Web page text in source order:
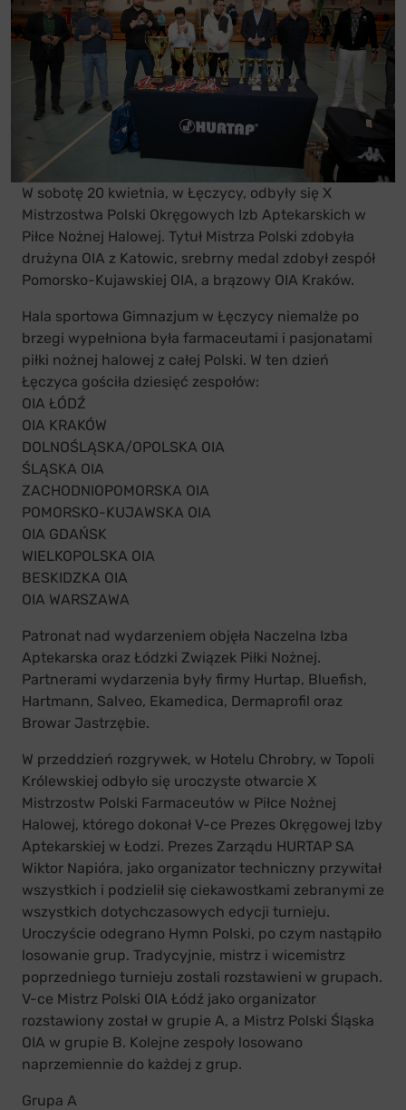
W sobotę 20 kwietnia, w Łęczycy, odbyły się X
Mistrzostwa Polski Okręgowych Izb Aptekarskich w
Piłce Nożnej Halowej. Tytuł Mistrza Polski zdobyła
drużyna OIA z Katowic, srebrny medal zdobył zespół
Pomorsko-Kujawskiej OIA, a brązowy OIA Kraków.
Hala sportowa Gimnazjum w Łęczycy niemalże po
brzegi wypełniona była farmaceutami i pasjonatami
piłki nożnej halowej z całej Polski. W ten dzień
Łęczyca gościła dziesięć zespołów:
OIA ŁÓDŹ
OIA KRAKÓW
DOLNOŚLĄSKA/OPOLSKA OIA
ŚLĄSKA OIA
ZACHODNIOPOMORSKA OIA
POMORSKO-KUJAWSKA OIA
OIA GDAŃSK
WIELKOPOLSKA OIA
BESKIDZKA OIA
OIA WARSZAWA
Patronat nad wydarzeniem objęła Naczelna Izba
Aptekarska oraz Łódzki Związek Piłki Nożnej.
Partnerami wydarzenia były firmy Hurtap, Bluefish,
Hartmann, Salveo, Ekamedica, Dermaprofil oraz
Browar Jastrzębie.
W przeddzień rozgrywek, w Hotelu Chrobry, w Topoli
Królewskiej odbyło się uroczyste otwarcie X
Mistrzostw Polski Farmaceutów w Piłce Nożnej
Halowej, którego dokonał V-ce Prezes Okręgowej Izby
Aptekarskiej w Łodzi. Prezes Zarządu HURTAP SA
Wiktor Napióra, jako organizator techniczny przywitał
wszystkich i podzielił się ciekawostkami zebranymi ze
wszystkich dotychczasowych edycji turnieju.
Uroczyście odegrano Hymn Polski, po czym nastąpiło
losowanie grup. Tradycyjnie, mistrz i wicemistrz
poprzedniego turnieju zostali rozstawieni w grupach.
V-ce Mistrz Polski OIA Łódź jako organizator
rozstawiony został w grupie A, a Mistrz Polski Śląska
OIA w grupie B. Kolejne zespoły losowano
naprzemiennie do każdej z grup.
Grupa A